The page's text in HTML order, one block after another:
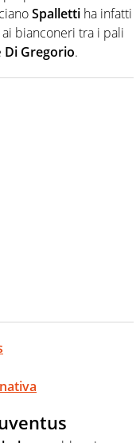
Spalletti ha infatti
bianconeri tra i pali
Di Gregorio.